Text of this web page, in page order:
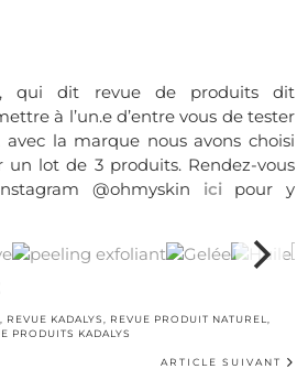
qui dit revue de produits dit
à l’un.e d’entre vous de tester
avec la marque nous avons choisi
un lot de 3 produits. Rendez-vous
@ohmyskin icipour y
REVUE KADALYS REVUE PRODUIT NATUREL
PRODUITS KADALYS
ARTICLE SUIVANT